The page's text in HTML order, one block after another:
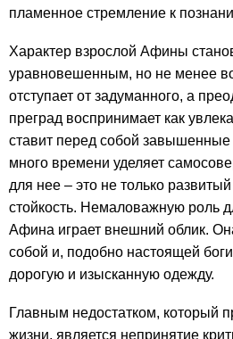
пламенное стремление к
Характер взрослой Афины
уравновешенным, но не менее
отступает от задуманного, а
преград воспринимает как
ставит перед собой завышенные
много времени уделяет
для нее – это не только
стойкость. Немаловажную роль
Афина играет внешний облик.
собой и, подобно настоящей
дорогую и изысканную одежду.
Главным недостатком, который
жизни, является непринятие